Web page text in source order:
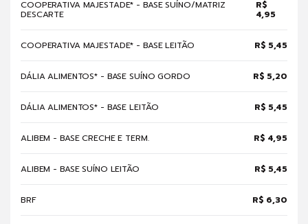
COOPERATIVA MAJESTADE* - BASE SUÍNO/MATRIZ
DESCARTE
R$
4,95
COOPERATIVA MAJESTADE* - BASE LEITÃO R$ 5,45
DÁLIA ALIMENTOS* - BASE SUÍNO GORDO R$ 5,20
DÁLIA ALIMENTOS* - BASE LEITÃO R$ 5,45
ALIBEM - BASE CRECHE E TERM. R$ 4,95
ALIBEM - BASE SUÍNO LEITÃO R$ 5,45
BRF R$ 6,30